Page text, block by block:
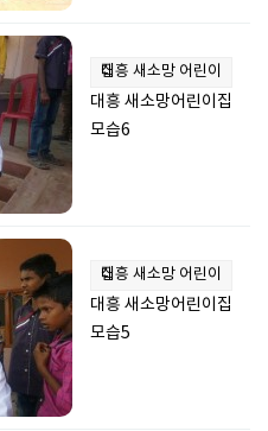
대흥 새소망 어린이집
대흥 새소망어린이집
모습6
대흥 새소망 어린이집
대흥 새소망어린이집
모습5